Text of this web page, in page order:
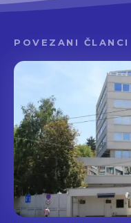
POVEZANI ČLANCI